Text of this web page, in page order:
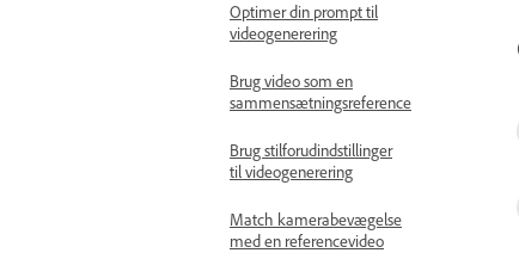
Optimer din prompt til
videogenerering
Brug video som en
sammensætningsreference
Brug stilforudindstillinger
til videogenerering
Match kamerabevægelse
med en referencevideo